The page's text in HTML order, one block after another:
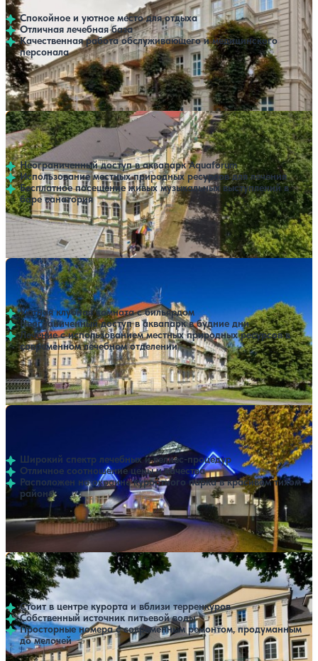
Спокойное и уютное место для отдыха
Отличная лечебная база
Качественная работа обслуживающего и медицинского
персонала
Профилей лечения:1 Крытый бассейн SPA
Санаторий Metropol
Франтишкови-Лазне
Неограниченный доступ в аквапарк Aquaforum
Использование местных природных ресурсов для лечения
Бесплатное посещение живых музыкальных выступлений в
баре санатория
Профилей лечения:1 SPA
Нет цен или свободных мест на выбранные даты
Выбрать другой вариант
Санаторий Luisa
Франтишкови-Лазне
Уютная клубная комната с бильярдом
Неограниченный доступ в аквапарк в будние дни
Лечение с использованием местных природных ресурсов в
современном лечебном отделении
Профилей лечения:2
Нет цен или свободных мест на выбранные даты
Выбрать другой вариант
Санаторий Pyramida
Широкий спектр лечебных и велнес-процедур
Отличное соотношение цены и качества
Расположен на окраине курортного парка в красивом тихом
районе
Профилей лечения:3 Крытый бассейн SPA
Нет цен или свободных мест на выбранные даты
Санаторий Reza
Франтишкови-Лазне
Стоит в центре курорта и вблизи терренкуров
Собственный источник питьевой воды
Просторные номера с современным ремонтом, продуманным
до мелочей
Нет цен или свободных мест на выбранные даты
Выбрать другой вариант